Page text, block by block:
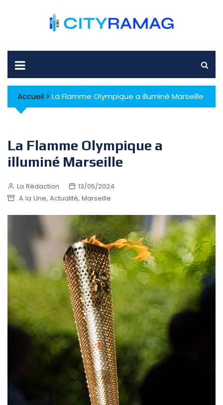
Accueil > La Flamme Olympique a illuminé Marseille
La Flamme Olympique a
illuminé Marseille
La Rédaction
13/05/2024
A la Une, Actualité, Marseille